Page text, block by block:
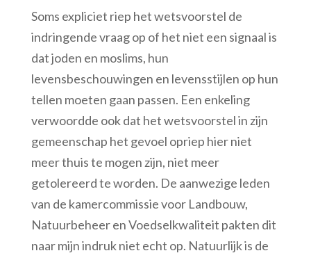
Soms expliciet riep het wetsvoorstel de
indringende vraag op of het niet een signaal is
dat joden en moslims, hun
levensbeschouwingen en levensstijlen op hun
tellen moeten gaan passen. Een enkeling
verwoordde ook dat het wetsvoorstel in zijn
gemeenschap het gevoel opriep hier niet
meer thuis te mogen zijn, niet meer
getolereerd te worden. De aanwezige leden
van de kamercommissie voor Landbouw,
Natuurbeheer en Voedselkwaliteit pakten dit
naar mijn indruk niet echt op. Natuurlijk is de